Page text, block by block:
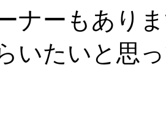
ナーもあり
いたいと思